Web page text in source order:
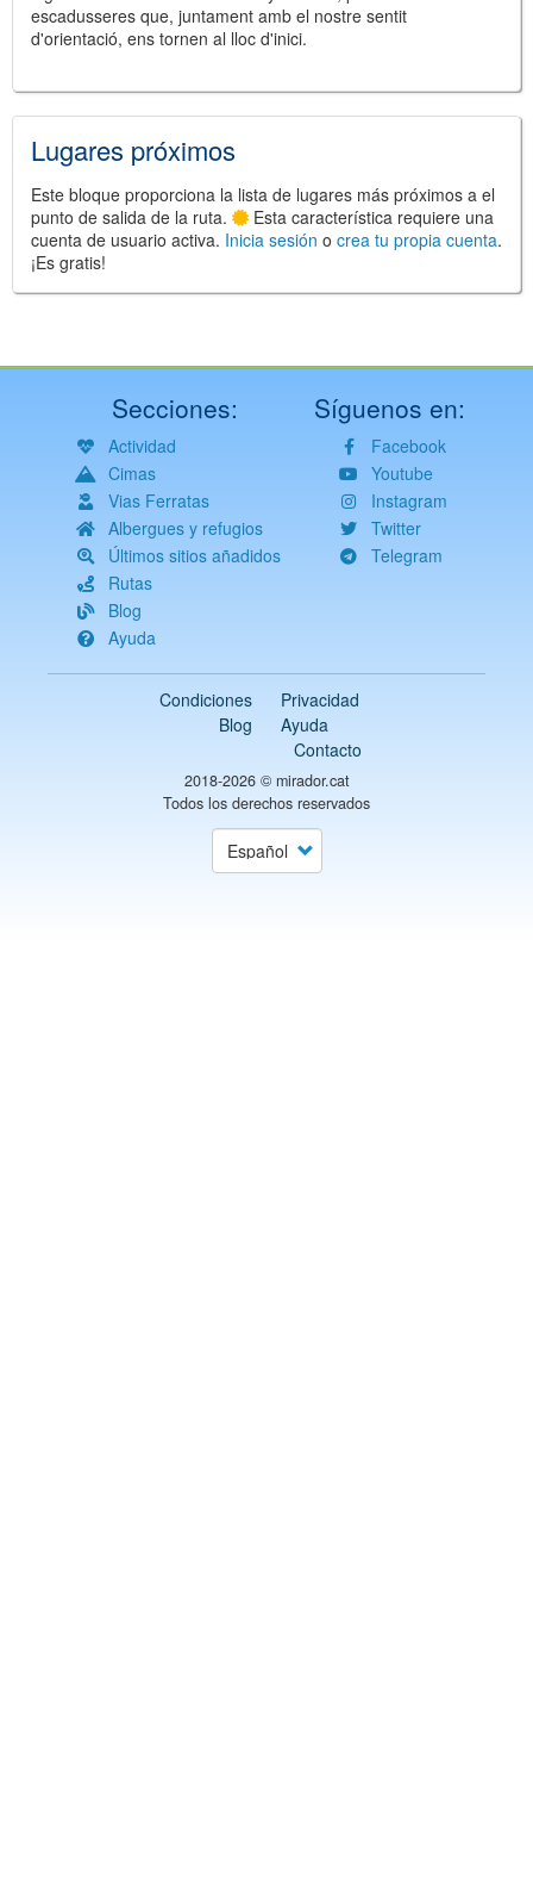
escadusseres que, juntament amb el nostre sentit
d'orientació, ens tornen al lloc d'inici.
Lugares próximos
Este bloque proporciona la lista de lugares más próximos a el
punto de salida de la ruta.
Esta característica requiere una
cuenta de usuario activa. Inicia sesión o crea tu propia cuenta.
¡Es gratis!
Secciones:
Actividad
Cimas
Vias Ferratas
Albergues y refugios
Últimos sitios añadidos
Rutas
Blog
Ayuda
Síguenos en:
Facebook
Youtube
Instagram
Twitter
Telegram
Condiciones
Privacidad
Blog
Ayuda
Contacto
2018-2026 © mirador.cat
Todos los derechos reservados
Select
your